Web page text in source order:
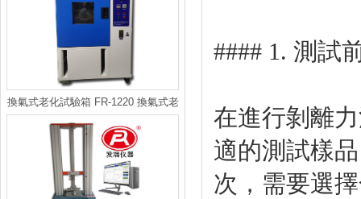
換氣式老化試驗箱 FR-1220 換氣式老
化試驗機
#### 1. 測試
在進行剝離力
適的測試樣品
次，需